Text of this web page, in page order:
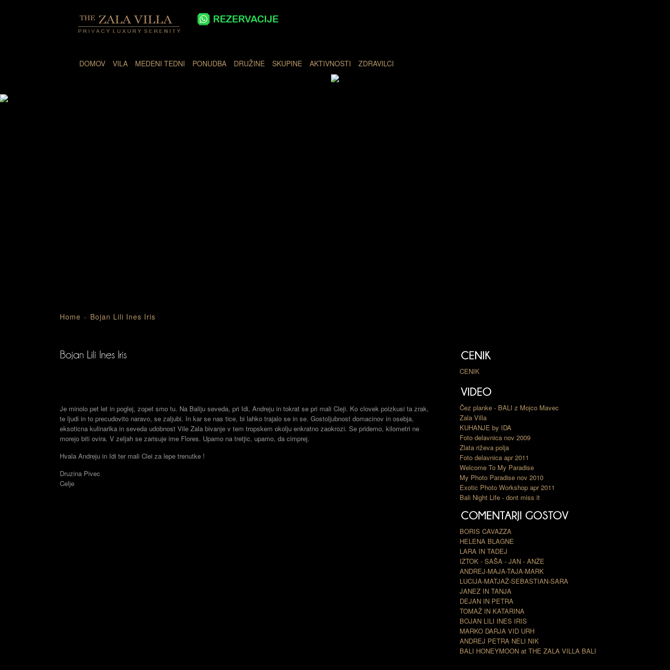
DOMOV VILA MEDENI TEDNI PONUDBA DRUŽINE SKUPINE AKTIVNOSTI ZDRAVILCI
Home » Bojan Lili Ines Iris
Je minolo pet let in poglej, zopet smo tu. Na Baliju seveda, pri Idi, Andreju in tokrat se pri mali Cleji. Ko clovek poizkusi ta zrak,
te ljudi in to precudovito naravo, se zaljubi. In kar se nas tice, bi lahko trajalo se in se. Gostoljubnost domacinov in osebja,
eksoticna kulinarika in seveda udobnost Vile Zala bivanje v tem tropskem okolju enkratno zaokrozi. Se pridemo, kilometri ne
morejo biti ovira. V zeljah se zarisuje ime Flores. Upamo na tretjic, upamo, da cimprej.
Hvala Andreju in Idi ter mali Clei za lepe trenutke !
Druzina Pivec
Celje
CENIK
Čez planke - BALI z Mojco Mavec
Zala Villa
KUHANJE by IDA
Foto delavnica nov 2009
Zlata riževa polja
Foto delavnica apr 2011
Welcome To My Paradise
My Photo Paradise nov 2010
Exotic Photo Workshop apr 2011
Bali Night Life - dont miss it
BORIS CAVAZZA
HELENA BLAGNE
LARA IN TADEJ
IZTOK - SAŠA - JAN - ANŽE
ANDREJ-MAJA-TAJA-MARK
LUCIJA-MATJAŽ-SEBASTIAN-SARA
JANEZ IN TANJA
DEJAN IN PETRA
TOMAŽ IN KATARINA
BOJAN LILI INES IRIS
MARKO DARJA VID URH
ANDREJ PETRA NELI NIK
BALI HONEYMOON at THE ZALA VILLA BALI